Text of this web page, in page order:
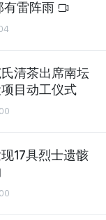
有雷阵雨
清茶出席南坛
目动工仪式
17具烈士遗骸